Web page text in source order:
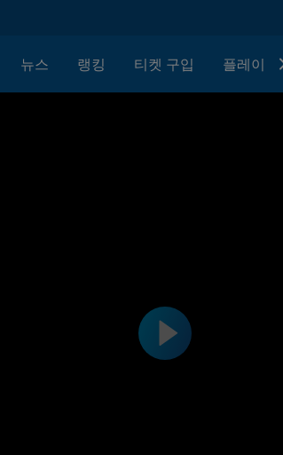
뉴스 랭킹 티켓 구입 플레이